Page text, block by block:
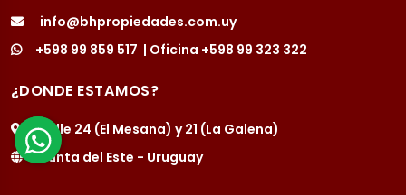
info@bhpropiedades.com.uy
+598 99 859 517 | Oficina +598 99 323 322
¿DONDE ESTAMOS?
Calle 24 (El Mesana) y 21 (La Galena)
Punta del Este - Uruguay